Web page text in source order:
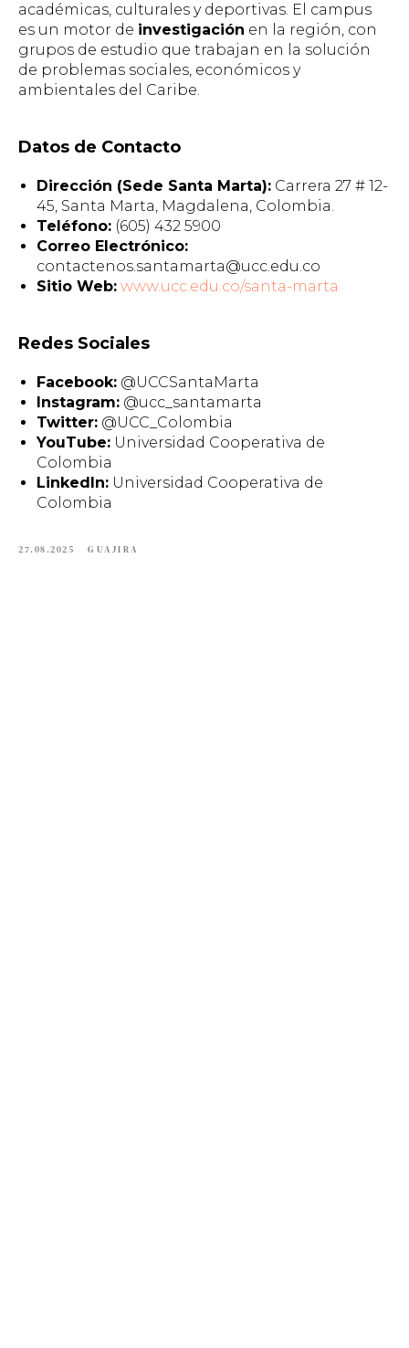
académicas, culturales y deportivas. El campus
es un motor de investigación en la región, con
grupos de estudio que trabajan en la solución
de problemas sociales, económicos y
ambientales del Caribe.
Datos de Contacto
Dirección (Sede Santa Marta): Carrera 27 # 12-
45, Santa Marta, Magdalena, Colombia.
Teléfono: (605) 432 5900
Correo Electrónico:
contactenos.santamarta@ucc.edu.co
Sitio Web: www.ucc.edu.co/santa-marta
Redes Sociales
Facebook: @UCCSantaMarta
Instagram: @ucc_santamarta
Twitter: @UCC_Colombia
YouTube: Universidad Cooperativa de
Colombia
LinkedIn: Universidad Cooperativa de
Colombia
27.08.2025 GUAJIRA